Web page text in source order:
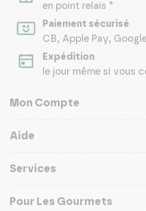
en point relais *
Paiement sécurisé
CB, Apple Pay,
Expédition
le jour même si vous
Mon Compte
Aide
Services
Pour Les Gourmets